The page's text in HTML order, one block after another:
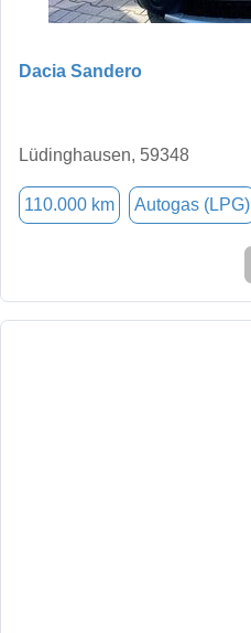
Dacia Sandero
Lüdinghausen, 59348
110.000 km Autogas (LPG)